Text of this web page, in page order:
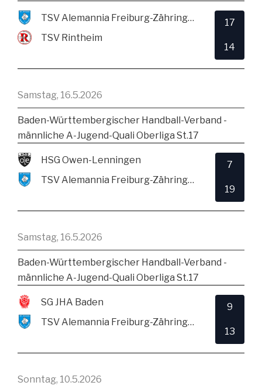
TSV Alemannia Freiburg-Zähringen
TSV Rintheim
17
14
Samstag, 16.5.2026
Baden-Württembergischer Handball-Verband -
männliche A-Jugend-Quali Oberliga St.17
HSG Owen-Lenningen
TSV Alemannia Freiburg-Zähringen
7
19
Samstag, 16.5.2026
Baden-Württembergischer Handball-Verband -
männliche A-Jugend-Quali Oberliga St.17
SG JHA Baden
TSV Alemannia Freiburg-Zähringen
9
13
Sonntag, 10.5.2026